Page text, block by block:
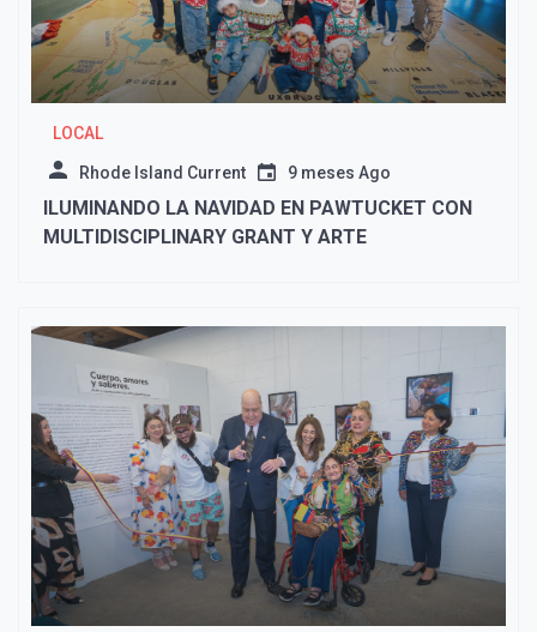
LOCAL
Rhode Island Current 9 meses Ago
ILUMINANDO LA NAVIDAD EN PAWTUCKET CON
MULTIDISCIPLINARY GRANT Y ARTE